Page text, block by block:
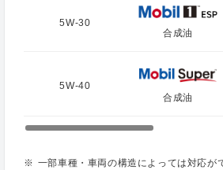
5W-30
合成油
5W-40
合成油
一部車種・車両の構造によっては対応が